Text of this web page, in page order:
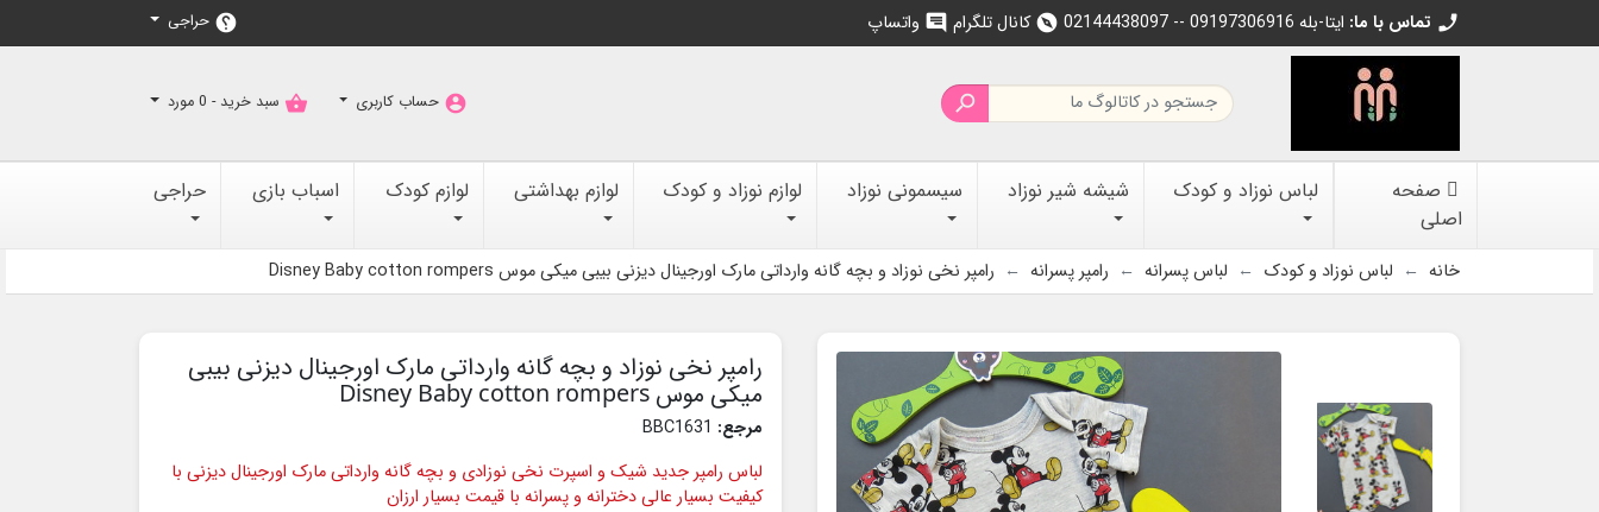
call تماس با ما: 02144438097 -- 09197306916 ایتا-بله explore کانال تلگرام chat واتساپ help حراجی

account_circle حساب کاربری shopping_basket سبد خرید - 0 مورد
صفحه
اصلی
لباس نوزاد و کودک شیشه شیر نوزاد سیسمونی نوزاد لوازم نوزاد و کودک لوازم بهداشتی لوازم کودک اسباب بازی حراجی
خانه لباس نوزاد و کودک لباس پسرانه رامپر پسرانه رامپر نخی نوزاد و بچه گانه وارداتی مارک اورجینال دیزنی بیبی میکی موس Disney Baby cotton rompers
رامپر نخی نوزاد و بچه گانه وارداتی مارک اورجینال دیزنی بیبی
میکی موس Disney Baby cotton rompers
مرجع:
لباس رامپر جدید شیک و اسپرت نخی نوزادی و بچه گانه وارداتی مارک اورجینال دیزنی با
کیفیت بسیار عالی دخترانه و پسرانه با قیمت بسیار ارزان